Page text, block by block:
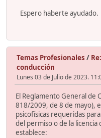
Espero haberte ayudado.
Temas Profesionales /
conducción
Lunes 03 de Julio de 2023.
El Reglamento General de
818/2009, de 8 de mayo),
psicofísicas requeridas
del permiso o de la licencia
establece: